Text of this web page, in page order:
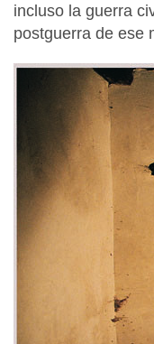
incluso la guerra
postguerra de ese